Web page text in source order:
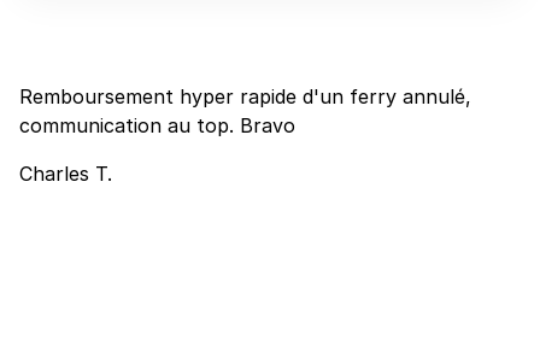
Remboursement hyper rapide d'un ferry annulé,
communication au top. Bravo
Charles T.